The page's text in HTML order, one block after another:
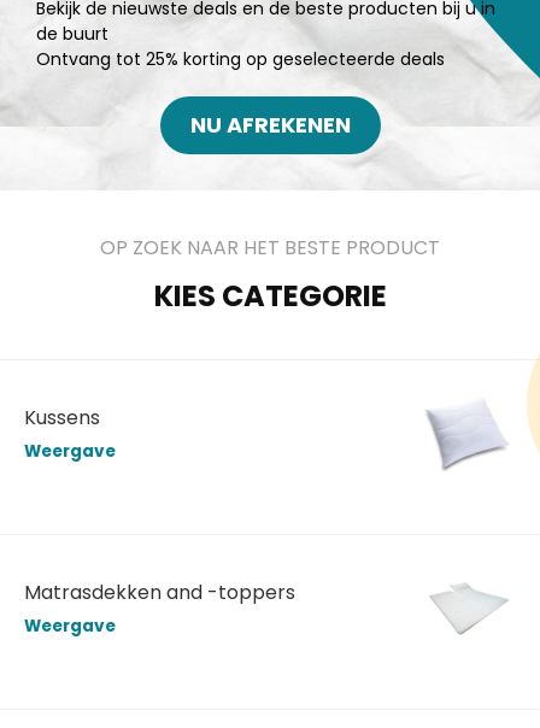
Bekijk de nieuwste deals en de beste producten bij u in
de buurt
Ontvang tot 25% korting op geselecteerde deals
NU AFREKENEN
OP ZOEK NAAR HET BESTE PRODUCT
KIES CATEGORIE
Kussens
Weergave
Matrasdekken and -toppers
Weergave